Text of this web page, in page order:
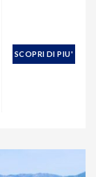
SCOPRI DI PIU'